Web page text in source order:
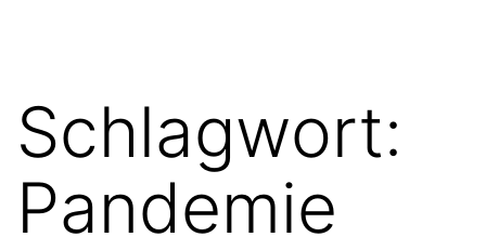
Schlagwort:
Pandemie